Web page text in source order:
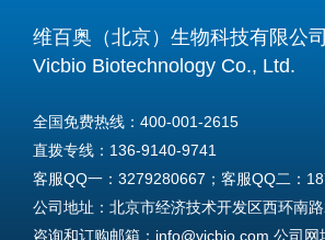
维百奥（北京）生物科技有限公司
Vicbio Biotechnology Co., Ltd.
全国免费热线：400-001-2615
直拨专线：136-9140-9741
客服QQ一：3279280667；客服QQ二：
公司地址：北京市经济技术开发区西环南
咨询和订购邮箱：info@vicbio.com 公司网